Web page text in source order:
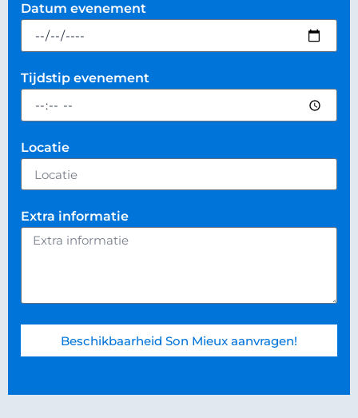
Datum evenement
Tijdstip evenement
Locatie
Extra informatie
Beschikbaarheid Son Mieux aanvragen!